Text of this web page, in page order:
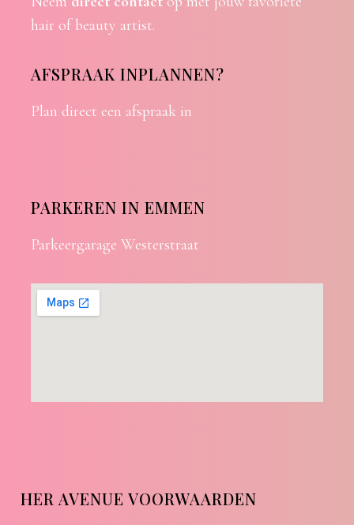
hair of beauty artist.
AFSPRAAK INPLANNEN?
Plan direct een afspraak in
PARKEREN IN EMMEN
Parkeergarage Westerstraat
HER AVENUE VOORWAARDEN